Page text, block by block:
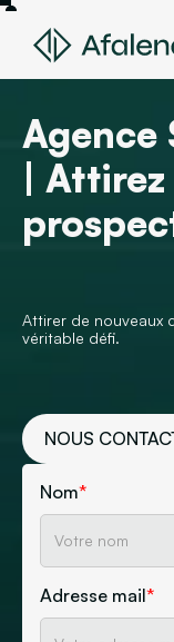
Agence
|
Attirer de nouveaux
véritable défi.
NOUS
Nom*
Adresse mail*